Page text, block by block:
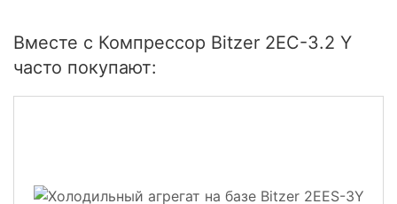
Вместе с Компрессор Bitzer 2EC-3.2 Y
часто покупают: